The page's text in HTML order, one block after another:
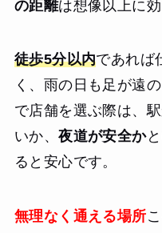
の距離は想像以上に効
徒歩5分以内であれば
く、雨の日も足が遠
で店舗を選ぶ際は、
いか、夜道が安全か
ると安心です。
無理なく通える場所